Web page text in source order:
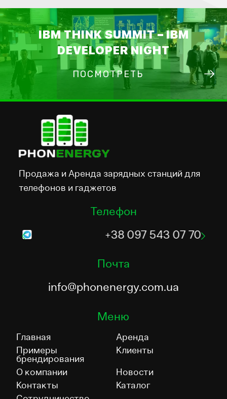
IBM THINK SUMMIT – IBM
DEVELOPER NIGHT
ПОСМОТРЕТЬ
Продажа и Аренда зарядных станций для
телефонов и гаджетов
Телефон
+38 097 543 07 70
Почта
info@phonenergy.com.ua
Меню
Главная
Аренда
Примеры
брендирования
Клиенты
О компании
Новости
Контакты
Каталог